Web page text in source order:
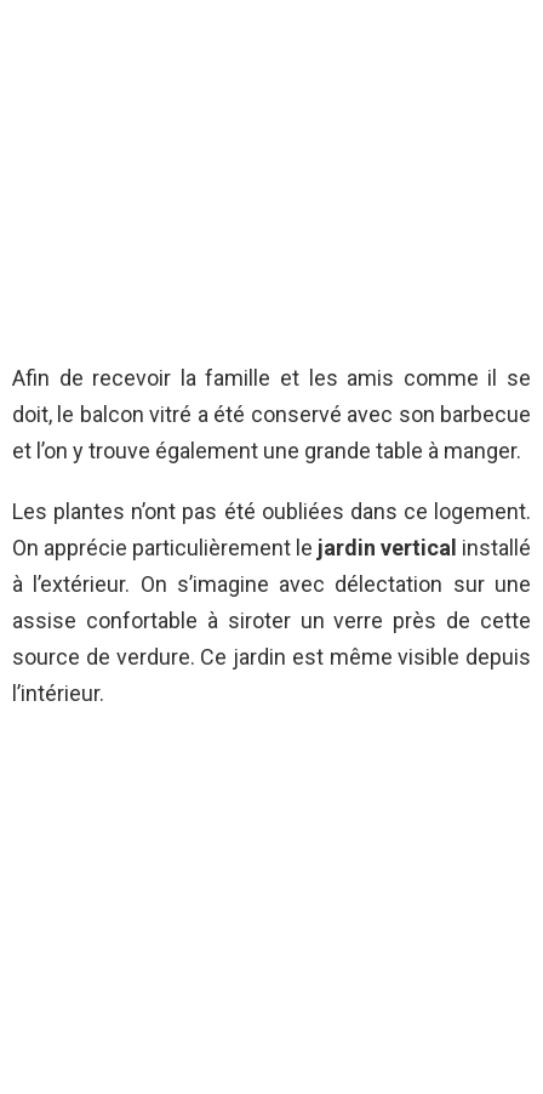
Afin de recevoir la famille et les amis comme il se
doit, le balcon vitré a été conservé avec son barbecue
et l’on y trouve également une grande table à manger.
Les plantes n’ont pas été oubliées dans ce logement.
On apprécie particulièrement le jardin vertical installé
à l’extérieur. On s’imagine avec délectation sur une
assise confortable à siroter un verre près de cette
source de verdure. Ce jardin est même visible depuis
l’intérieur.